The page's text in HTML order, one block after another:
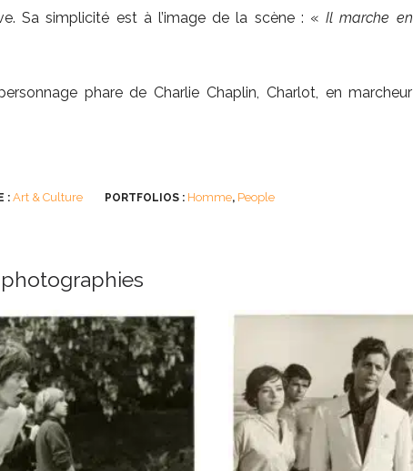
Sa simplicité est à l’image de la scène : «Il marche en
phare de Charlie Chaplin, Charlot, en marcheur
: Art & Culture PORTFOLIOS : Homme, People